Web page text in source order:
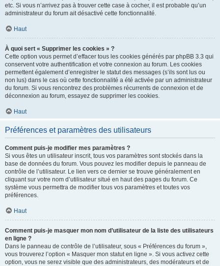
etc. Si vous n’arrivez pas à trouver cette case à cocher, il est probable qu’un
administrateur du forum ait désactivé cette fonctionnalité.
Haut
À quoi sert « Supprimer les cookies » ?
Cette option vous permet d’effacer tous les cookies générés par phpBB 3.3 qui
conservent votre authentification et votre connexion au forum. Les cookies
permettent également d’enregistrer le statut des messages (s’ils sont lus ou
non lus) dans le cas où cette fonctionnalité a été activée par un administrateur
du forum. Si vous rencontrez des problèmes récurrents de connexion et de
déconnexion au forum, essayez de supprimer les cookies.
Haut
Préférences et paramètres des utilisateurs
Comment puis-je modifier mes paramètres ?
Si vous êtes un utilisateur inscrit, tous vos paramètres sont stockés dans la
base de données du forum. Vous pouvez les modifier depuis le panneau de
contrôle de l’utilisateur. Le lien vers ce dernier se trouve généralement en
cliquant sur votre nom d’utilisateur situé en haut des pages du forum. Ce
système vous permettra de modifier tous vos paramètres et toutes vos
préférences.
Haut
Comment puis-je masquer mon nom d’utilisateur de la liste des utilisateurs
en ligne ?
Dans le panneau de contrôle de l’utilisateur, sous « Préférences du forum »,
vous trouverez l’option « Masquer mon statut en ligne ». Si vous activez cette
option, vous ne serez visible que des administrateurs, des modérateurs et de